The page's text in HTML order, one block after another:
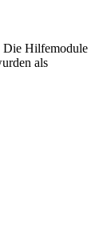
Die Hilfemodule
als